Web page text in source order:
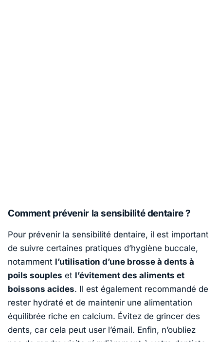
Comment prévenir la sensibilité dentaire ?
Pour prévenir la sensibilité dentaire, il est important
de suivre certaines pratiques d’hygiène buccale,
notamment l’utilisation d’une brosse à dents à
poils souples et l’évitement des aliments et
boissons acides. Il est également recommandé de
rester hydraté et de maintenir une alimentation
équilibrée riche en calcium. Évitez de grincer des
dents, car cela peut user l’émail. Enfin, n’oubliez